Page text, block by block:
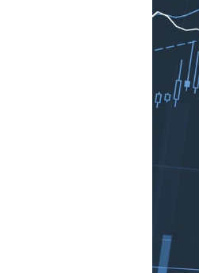
Mein B:O
Mein